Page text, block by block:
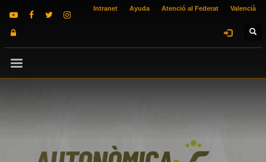
Intranet Ayuda Atenció al Federat Valencià